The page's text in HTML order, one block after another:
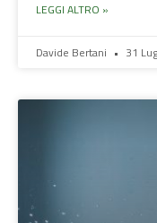
LEGGI ALTRO »
Davide Bertani 31